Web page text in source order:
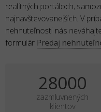
realitných portáloch,
najnavštevovanejších. V
nehnuteľnosti nás
formulár Predaj
35000
zazmluvnených
klientov